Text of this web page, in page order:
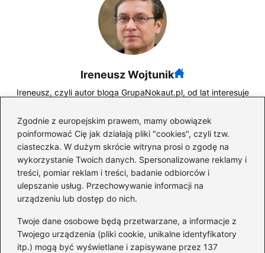
Zgodnie z europejskim prawem, mamy obowiązek
poinformować Cię jak działają pliki "cookies", czyli tzw.
ciasteczka. W dużym skrócie witryna prosi o zgodę na
wykorzystanie Twoich danych. Spersonalizowane reklamy i
treści, pomiar reklam i treści, badanie odbiorców i
ulepszanie usług. Przechowywanie informacji na
urządzeniu lub dostęp do nich.
Twoje dane osobowe będą przetwarzane, a informacje z
Twojego urządzenia (pliki cookie, unikalne identyfikatory
itp.) mogą być wyświetlane i zapisywane przez 137
Ireneusz Wojtunik
Ireneusz, czyli autor bloga GrupaNokaut.pl, od lat interesuje
prowadzeniem biznesu, rozwojem zawodowym, rynkiem
pracy oraz inwestowaniem – ze szczególnym
uwzględnieniem giełdy i aktualnych trendów
gospodarczych.
W swoich publikacjach łączy praktyczne podejście z
analitycznym spojrzeniem, opisując zarówno realia
prowadzenia firmy, jak i mechanizmy wpływające na
inwestycyjne. Skupia się na konkretnych danych,
przykładach z rynku oraz rozwiązaniach, które pomagają
podejmować bardziej świadome decyzje finansowe.